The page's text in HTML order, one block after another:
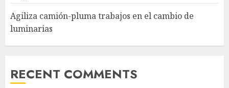
Agiliza camión-pluma trabajos en el cambio de
luminarias
RECENT COMMENTS